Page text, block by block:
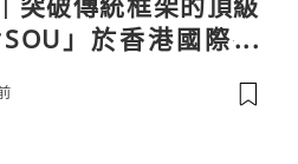
」於香港國際茶